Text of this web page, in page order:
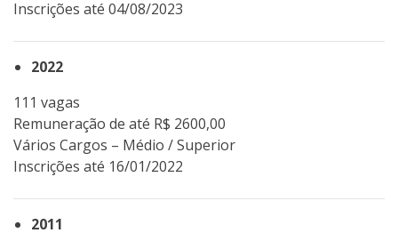
Inscrições até 04/08/2023
2022
111 vagas
Remuneração de até R$ 2600,00
Vários Cargos – Médio / Superior
Inscrições até 16/01/2022
2011